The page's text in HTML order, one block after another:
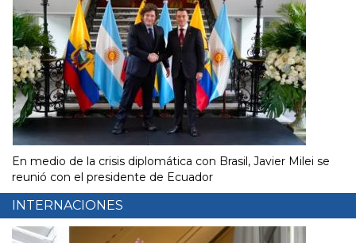
En medio de la crisis diplomática con Brasil, Javier Milei se
reunió con el presidente de Ecuador
INTERNACIONES